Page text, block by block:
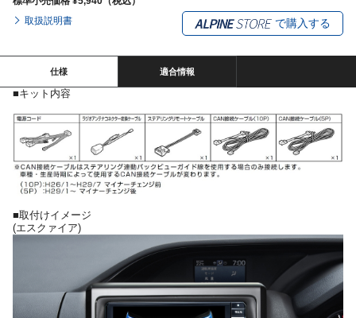
取扱説明書
で購入する
仕様 適合情報
■キット内容
■取付けイメージ
(エスクァイア)